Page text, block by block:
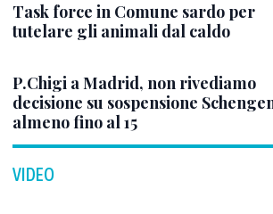
Task force in Comune sardo per
tutelare gli animali dal caldo
P.Chigi a Madrid, non rivediamo
decisione su sospensione
almeno fino al 15
VIDEO